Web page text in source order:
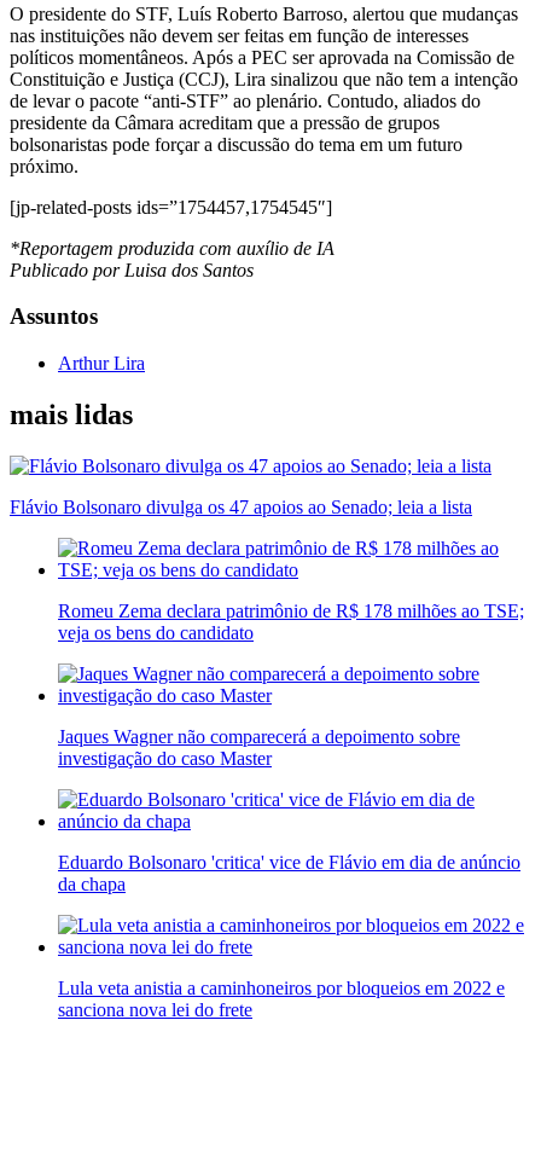
O presidente do STF, Luís Roberto Barroso, alertou que mudanças
nas instituições não devem ser feitas em função de interesses
políticos momentâneos. Após a PEC ser aprovada na Comissão de
Constituição e Justiça (CCJ), Lira sinalizou que não tem a intenção
de levar o pacote “anti-STF” ao plenário. Contudo, aliados do
presidente da Câmara acreditam que a pressão de grupos
bolsonaristas pode forçar a discussão do tema em um futuro
próximo.
[jp-related-posts ids=”1754457,1754545″]
*Reportagem produzida com auxílio de IA
Publicado por Luisa dos Santos
Assuntos
Arthur Lira
mais lidas
Flávio Bolsonaro divulga os 47 apoios ao Senado; leia a lista
Romeu Zema declara patrimônio de R$ 178 milhões ao TSE;
veja os bens do candidato
Jaques Wagner não comparecerá a depoimento sobre
investigação do caso Master
Eduardo Bolsonaro 'critica' vice de Flávio em dia de anúncio
da chapa
Lula veta anistia a caminhoneiros por bloqueios em 2022 e
sanciona nova lei do frete